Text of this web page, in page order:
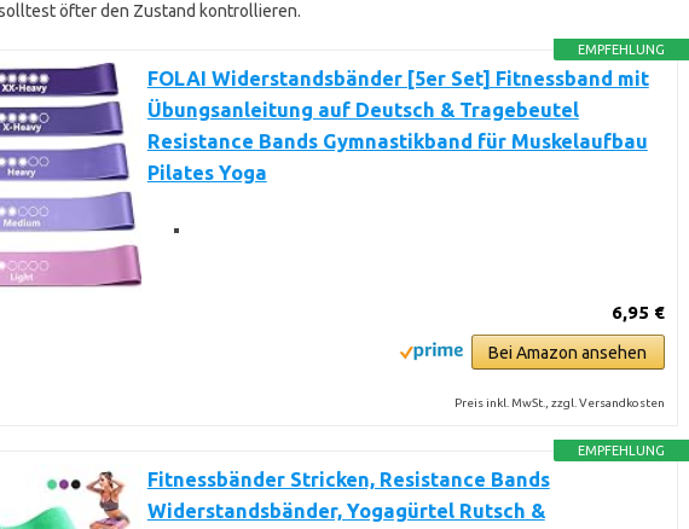
öfter den Zustand kontrollieren.
EMPFEHLUNG
FOLAI Widerstandsbänder [5er Set] Fitnessband mit
Übungsanleitung auf Deutsch & Tragebeutel
Resistance Bands Gymnastikband für Muskelaufbau
Pilates Yoga
6,95 €
Bei Amazon ansehen
Preis inkl. MwSt., zzgl. Versandkosten
EMPFEHLUNG
Fitnessbänder Stricken, Resistance Bands
Widerstandsbänder, Yogagürtel Rutsch &